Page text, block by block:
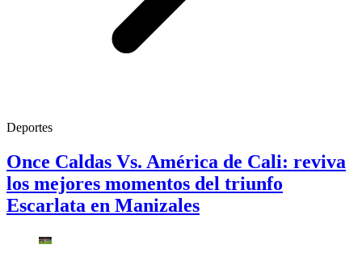
Deportes
Once Caldas Vs. América de Cali: reviva
los mejores momentos del triunfo
Escarlata en Manizales